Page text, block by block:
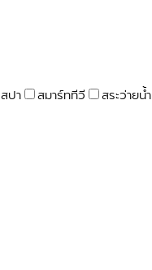
สปา สมาร์ททีวี สระว่ายน้ำ